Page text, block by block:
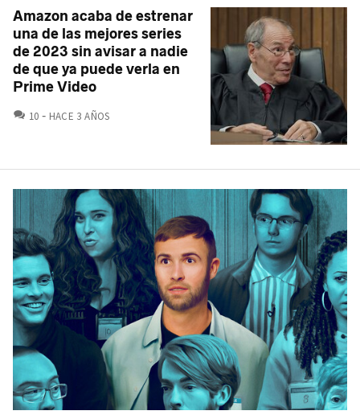
Amazon acaba de estrenar
una de las mejores series
de 2023 sin avisar a nadie
de que ya puede verla en
Prime Video
10 COMENTARIOS
HACE 3 AÑOS